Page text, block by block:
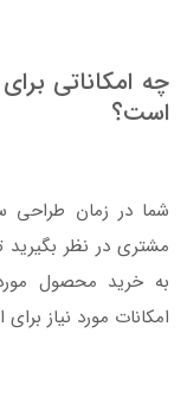
چه امکاناتی
است؟
شما در زمان طراحی
مشتری در نظر بگیرید
به خرید محصول
امکانات مورد نیاز